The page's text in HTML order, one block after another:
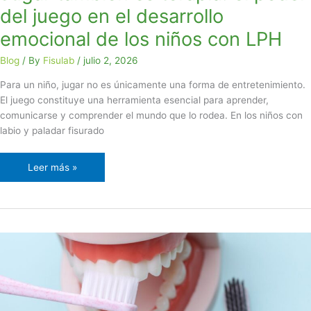
del juego en el desarrollo
emocional de los niños con LPH
Blog / By Fisulab / julio 2, 2026
Para un niño, jugar no es únicamente una forma de entretenimiento.
El juego constituye una herramienta esencial para aprender,
comunicarse y comprender el mundo que lo rodea. En los niños con
labio y paladar fisurado
los
niños
con
LPH
Leer más »
Después
cirugía:
pequeños